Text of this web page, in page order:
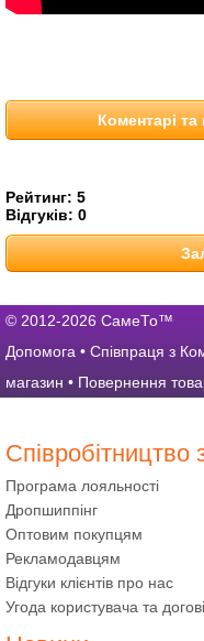
Коментарі та
Рейтинг: 5
Відгуків: 0
© 2012-2026 СамеТо™
Допомога • Співпраця з
магазин • Повернення
Співробітництво
Програма лояльності
Дропшиппінг
Оптовим покупцям
Рекламодавцям
Відгуки клієнтів про нас
Угода користувача та